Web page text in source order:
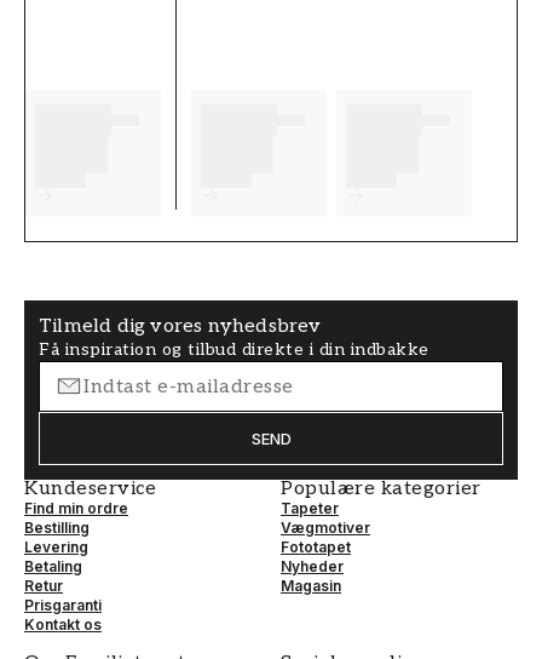
Tilmeld dig vores nyhedsbrev
Få inspiration og tilbud direkte i din indbakke
SEND
Kundeservice
Find min ordre
Bestilling
Levering
Betaling
Retur
Prisgaranti
Kontakt os
Populære kategorier
Tapeter
Vægmotiver
Fototapet
Nyheder
Magasin